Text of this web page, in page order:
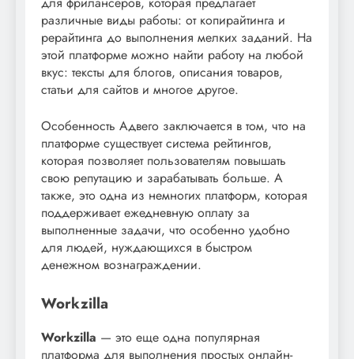
различные виды работы: от копирайтинга и
рерайтинга до выполнения мелких заданий. На
этой платформе можно найти работу на любой
вкус: тексты для блогов, описания товаров,
статьи для сайтов и многое другое.
Особенность Адвего заключается в том, что на
платформе существует система рейтингов,
которая позволяет пользователям повышать
свою репутацию и зарабатывать больше. А
также, это одна из немногих платформ, которая
поддерживает ежедневную оплату за
выполненные задачи, что особенно удобно
для людей, нуждающихся в быстром
денежном вознаграждении.
Workzilla
Workzilla — это еще одна популярная
платформа для выполнения простых онлайн-